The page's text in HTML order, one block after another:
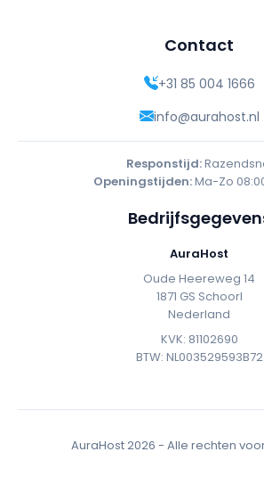
Contact
+31 85 004 1666
info@aurahost.nl
Responstijd:
Openingstijden:Ma-Zo
AuraHost
Oude Heereweg 14
1871 GS Schoorl
Nederland
KVK: 81102690
BTW: NL003529593B72
AuraHost2026 - Alle rechten